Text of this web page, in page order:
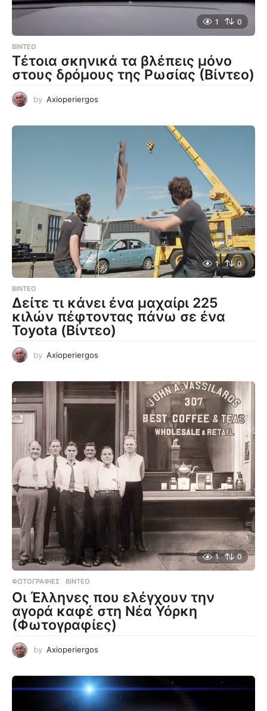
1 0
ΒΊΝΤΕΟ
Τέτοια σκηνικά τα βλέπεις μόνο
στους δρόμους της Ρωσίας (Βίντεο)
by Axioperiergos
1 0
ΒΊΝΤΕΟ
Δείτε τι κάνει ένα μαχαίρι 225
κιλών πέφτοντας πάνω σε ένα
Toyota (Βίντεο)
by Axioperiergos
1 0
ΦΩΤΟΓΡΑΦΊΕΣ ,ΒΊΝΤΕΟ
Οι Έλληνες που ελέγχουν την
αγορά καφέ στη Νέα Υόρκη
(Φωτογραφίες)
by Axioperiergos